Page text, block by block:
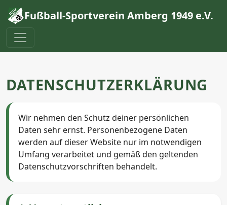
Fußball-Sportverein Amberg 1949 e.V.
DATENSCHUTZERKLÄRUNG
Wir nehmen den Schutz deiner persönlichen
Daten sehr ernst. Personenbezogene Daten
werden auf dieser Website nur im notwendigen
Umfang verarbeitet und gemäß den geltenden
Datenschutzvorschriften behandelt.